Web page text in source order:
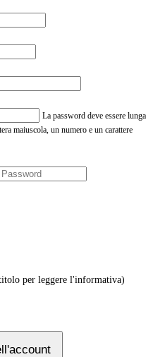
La password deve essere lunga
maiuscola, un numero e un carattere
per leggere l'informativa)